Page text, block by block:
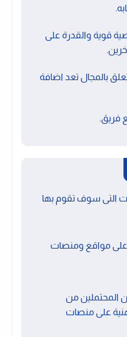
قوية والقدرة على
بالمجال تعد اضافة
فريق.
التى سوف تقوم بها
على مواقع ومنصات
المحتملين من
على منصات